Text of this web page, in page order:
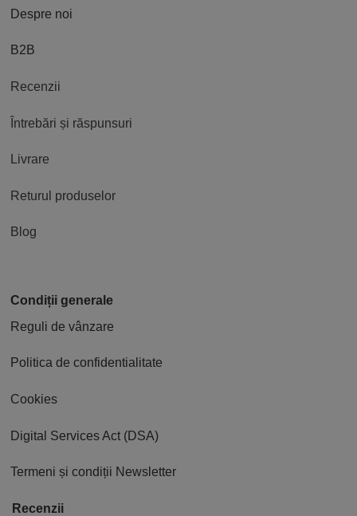
Despre noi
B2B
Recenzii
Întrebări și răspunsuri
Livrare
Returul produselor
Blog
Condiții generale
Reguli de vânzare
Politica de confidentialitate
Cookies
Digital Services Act (DSA)
Termeni și condiții Newsletter
Recenzii